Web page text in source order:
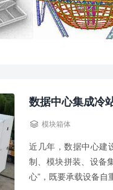
数据中心集成冷
 模块箱体
近几年，数据中心建
制、模块拼装、设备
心”，既要承载设备自